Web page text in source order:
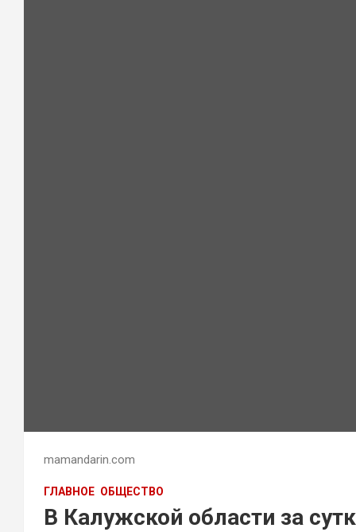
mamandarin.com
ГЛАВНОЕ ОБЩЕСТВО
В Калужской области за